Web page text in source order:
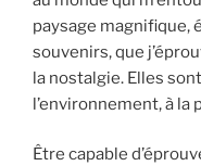
paysage magnifique,
souvenirs, que
la nostalgie. Elles
l’environnement, à la
Être capable